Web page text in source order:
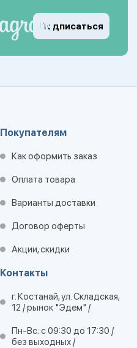
Подписаться
Покупателям
Как оформить заказ
Оплата товара
Варианты доставки
Договор оферты
Акции, скидки
Контакты
г. Костанай, ул. Складская,
12 / рынок "Эдем" /
Пн-Вс: с 09:30 до 17:30 /
без выходных /